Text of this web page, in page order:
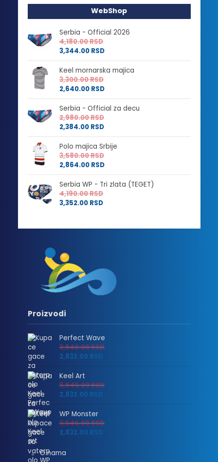
WebShop
Serbia - Official 2026
4,180.00RSD
3,344.00 RSD
Keel mornarska majica
3,300.00RSD
2,640.00 RSD
Serbia - Official za decu
2,980.00RSD
2,384.00 RSD
Polo majica Srbije
3,580.00RSD
2,864.00 RSD
Serbia WP - Tri zlata (TEGET)
4,190.00RSD
3,352.00 RSD
Proizvodi
Perfect Wave
3,540.00RSD
2,832.00 RSD
Keel Art
3,540.00RSD
2,832.00 RSD
WP Monster
3,540.00RSD
2,832.00 RSD
O nama